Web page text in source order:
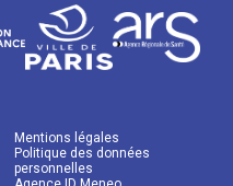
Mentions légales
Politique des données
personnelles